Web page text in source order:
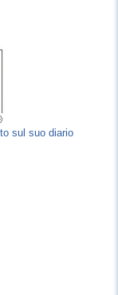
sul suo diario